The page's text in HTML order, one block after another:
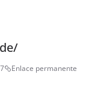
Enlace permanente